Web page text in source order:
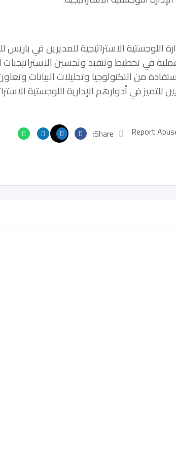
اللوجستية الاستراتيجية للمديرين في
في تخطيط وتنفيذ وتحسين الاستراتيجيات
من التكنولوجيا وتحليلات البيانات
للتميز في أدوارهم الإدارية اللوجستية
Report
Share: